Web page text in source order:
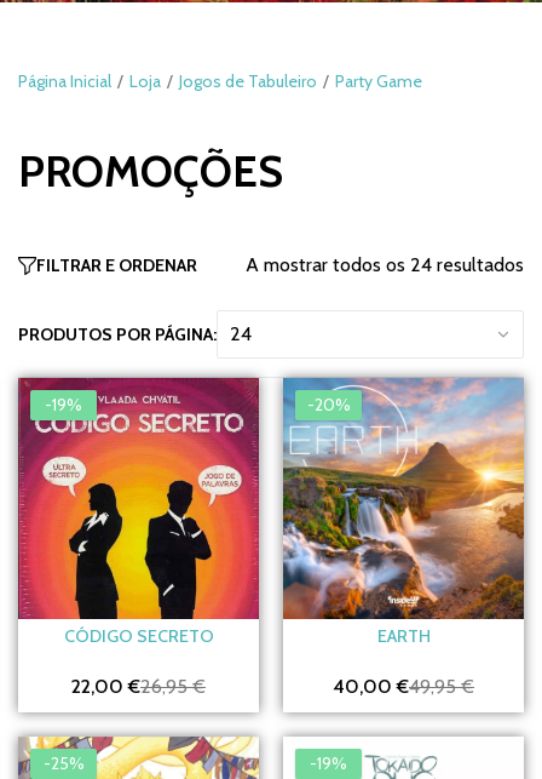
Página Inicial Loja Jogos de Tabuleiro Party Game
PROMOÇÕES
FILTRAR E ORDENAR A mostrar todos os 24 resultados
PRODUTOS POR PÁGINA:
-19%
CÓDIGO SECRETO
22,00 €26,95 €
-20%
EARTH
40,00 €49,95 €
-25% -19%